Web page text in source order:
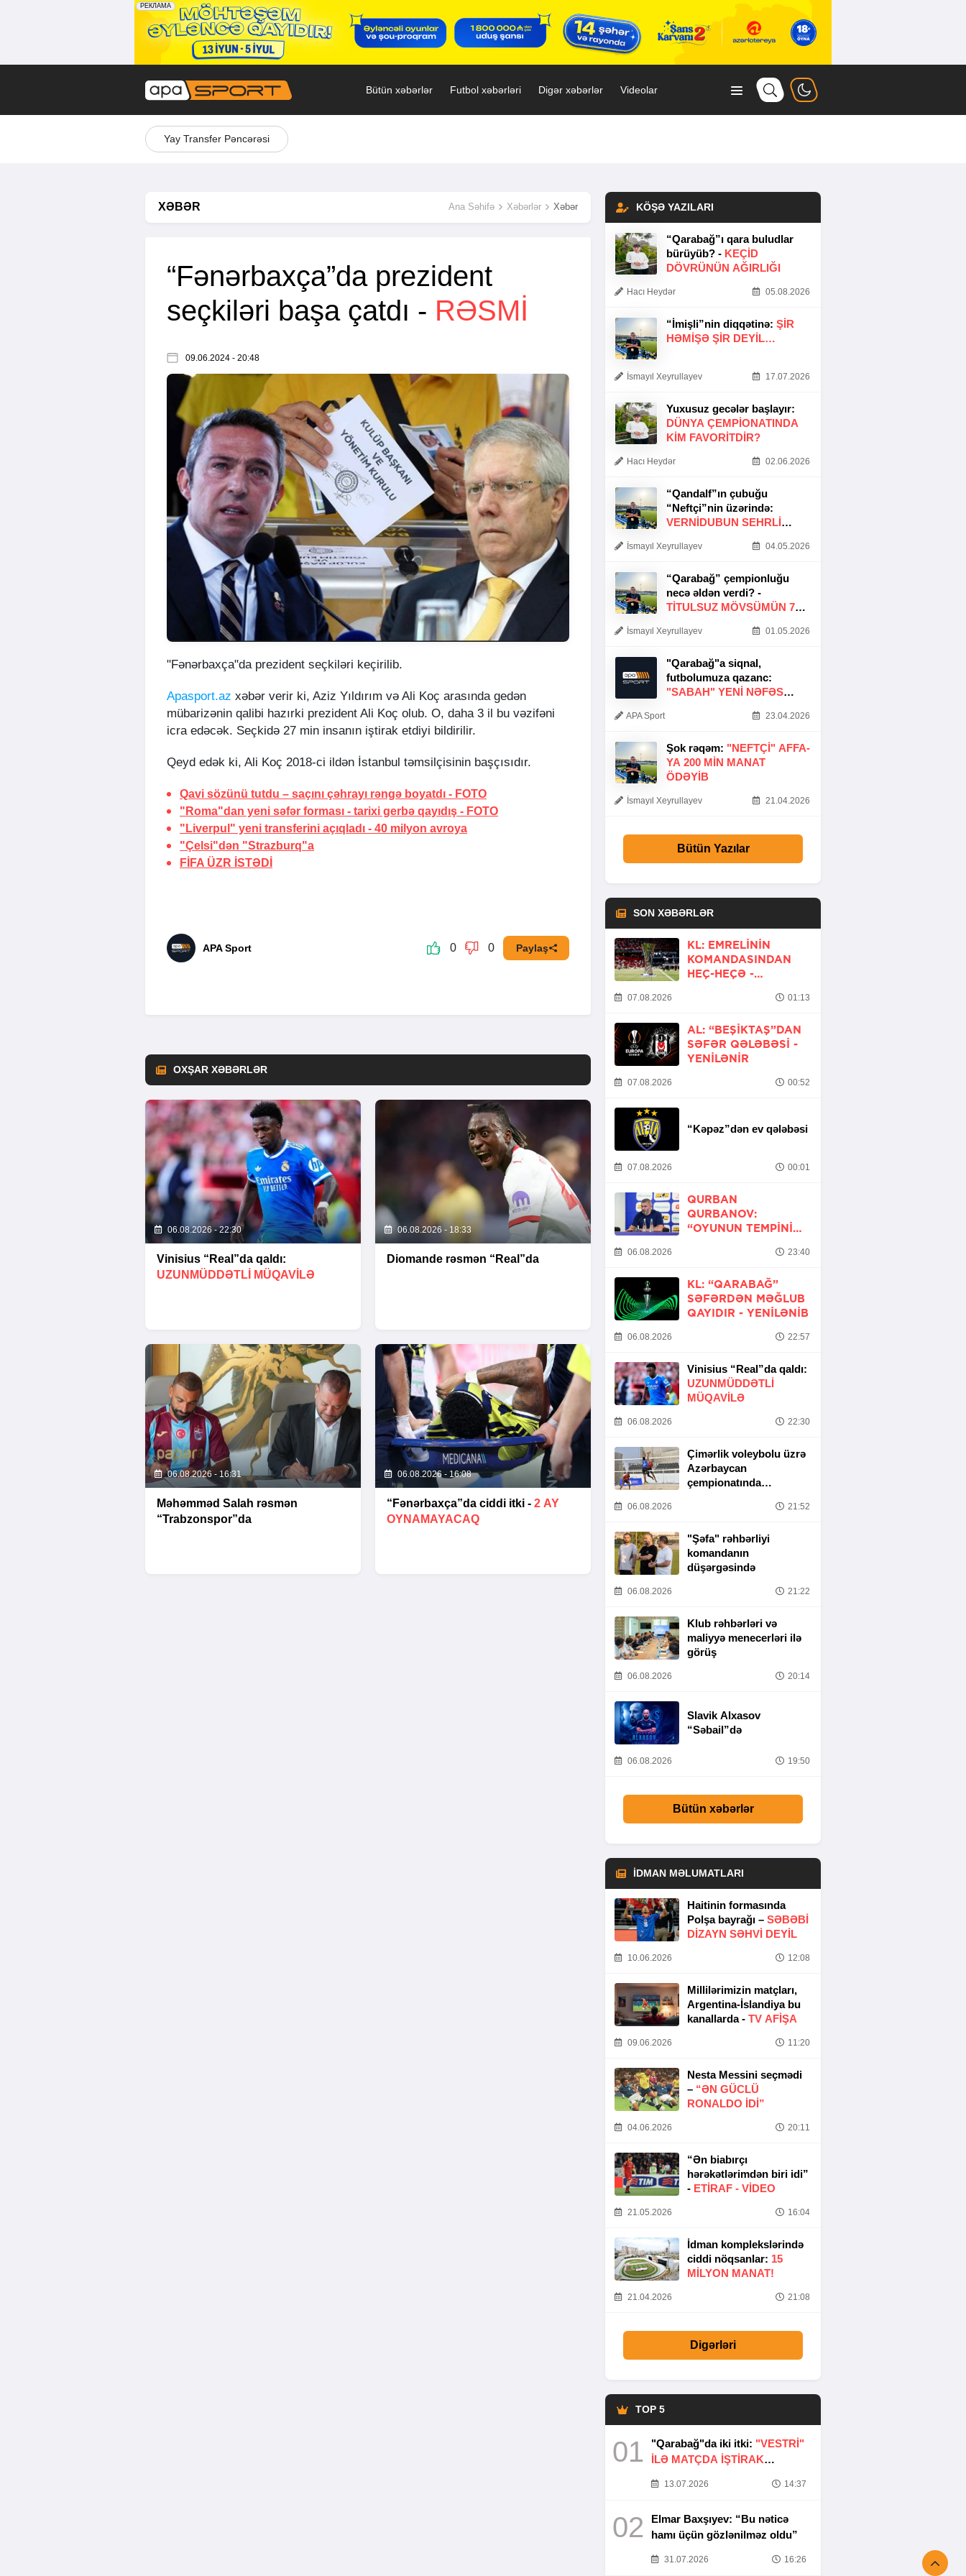
Bütün xəbərlər Futbol xəbərləri Digər xəbərlər Videolar
Yay Transfer Pəncərəsi
XƏBƏR Ana Səhifə Xəbərlər Xəbər
“Fənərbaxça”da prezident
seçkiləri başa çatdı - RƏSMİ
09.06.2024 - 20:48
"Fənərbaxça"da prezident seçkiləri keçirilib.
Apasport.az xəbər verir ki, Aziz Yıldırım və Ali Koç arasında gedən
mübarizənin qalibi hazırki prezident Ali Koç olub. O, daha 3 il bu vəzifəni
icra edəcək. Seçkidə 27 min insanın iştirak etdiyi bildirilir.
Qeyd edək ki, Ali Koç 2018-ci ildən İstanbul təmsilçisinin başçısıdır.
Qavi sözünü tutdu – saçını çəhrayı rəngə boyatdı - FOTO
"Roma"dan yeni səfər forması - tarixi gerbə qayıdış - FOTO
"Liverpul" yeni transferini açıqladı - 40 milyon avroya
"Çelsi"dən "Strazburq"a
FİFA ÜZR İSTƏDİ
APA Sport 0 0 Paylaş
OXŞAR XƏBƏRLƏR
06.08.2026 - 22:30
Vinisius “Real”da qaldı:
UZUNMÜDDƏTLİ MÜQAVİLƏ
06.08.2026 - 18:33
Diomande rəsmən “Real”da
06.08.2026 - 16:31
Məhəmməd Salah rəsmən
“Trabzonspor”da
06.08.2026 - 16:08
“Fənərbaxça”da ciddi itki - 2 AY
OYNAMAYACAQ
KÖŞƏ YAZILARI
“Qarabağ”ı qara buludlar
bürüyüb? - KEÇID
DÖVRÜNÜN AĞIRLIĞI
Hacı Heydər 05.08.2026
“İmişli”nin diqqətinə: ŞIR
HƏMIŞƏ ŞIR DEYIL…
İsmayıl Xeyrullayev 17.07.2026
Yuxusuz gecələr başlayır:
DÜNYA ÇEMPIONATINDA
KIM FAVORITDIR?
Hacı Heydər 02.06.2026
“Qandalf”ın çubuğu
“Neftçi”nin üzərində:
VERNİDUBUN SEHRLİ
İsmayıl Xeyrullayev 04.05.2026
“Qarabağ” çempionluğu
necə əldən verdi? -
TITULSUZ MÖVSÜMÜN 7
İsmayıl Xeyrullayev 01.05.2026
"Qarabağ"a siqnal,
futbolumuza qazanc:
"SABAH" YENI NƏFƏS
APA Sport 23.04.2026
Şok rəqəm: "NEFTÇI" AFFA-
YA 200 MIN MANAT
ÖDƏYIB
İsmayıl Xeyrullayev 21.04.2026
Bütün Yazılar
SON XƏBƏRLƏR
KL: EMRELININ
KOMANDASINDAN
HEÇ-HEÇƏ -
07.08.2026 01:13
AL: “BEŞIKTAŞ”DAN
SƏFƏR QƏLƏBƏSI -
YENİLƏNİR
07.08.2026 00:52
“Kəpəz”dən ev qələbəsi
07.08.2026 00:01
QURBAN
QURBANOV:
“OYUNUN TEMPINI
06.08.2026 23:40
KL: “QARABAĞ”
SƏFƏRDƏN MƏĞLUB
QAYIDIR - YENİLƏNİB
06.08.2026 22:57
Vinisius “Real”da qaldı:
UZUNMÜDDƏTLİ
MÜQAVİLƏ
06.08.2026 22:30
Çimərlik voleybolu üzrə
Azərbaycan
çempionatında
06.08.2026 21:52
"Şəfa" rəhbərliyi
komandanın
düşərgəsində
06.08.2026 21:22
Klub rəhbərləri və
maliyyə menecerləri ilə
görüş
06.08.2026 20:14
Slavik Alxasov
“Səbail”də
06.08.2026 19:50
Bütün xəbərlər
İDMAN MƏLUMATLARI
Haitinin formasında
Polşa bayrağı – SƏBƏBI
DIZAYN SƏHVI DEYIL
10.06.2026 12:08
Millilərimizin matçları,
Argentina-İslandiya bu
kanallarda - TV AFİŞA
09.06.2026 11:20
Nesta Messini seçmədi
– “ƏN GÜCLÜ
RONALDO IDI”
04.06.2026 20:11
“Ən biabırçı
hərəkətlərimdən biri idi”
- ETIRAF - VİDEO
21.05.2026 16:04
İdman komplekslərində
ciddi nöqsanlar: 15
MILYON MANAT!
21.04.2026 21:08
Digərləri
TOP 5
01 "Qarabağ"da iki itki: "VESTRİ"
İLƏ MATÇDA İŞTİRAK
13.07.2026 14:37
02
Elmar Baxşıyev: “Bu nəticə
hamı üçün gözlənilməz oldu”
31.07.2026 16:26